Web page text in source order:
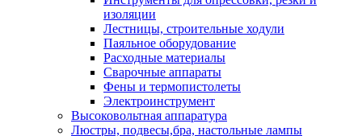
изоляции
Лестницы, строительные ходули
Паяльное оборудование
Расходные материалы
Сварочные аппараты
Фены и термопистолеты
Электроинструмент
Высоковольтная аппаратура
Люстры, подвесы,бра, настольные лампы